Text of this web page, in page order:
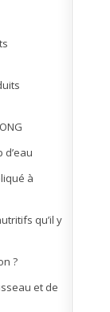
à
qu’il y
?
et de